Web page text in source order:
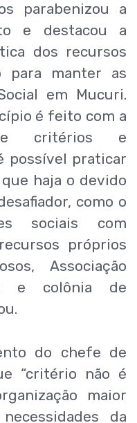
parabenizou a
e destacou a
dos recursos
para manter as
em Mucuri.
é feito com a
critérios e
possível praticar
haja o devido
como o
sociais com
próprios
Associação
e colônia de
do chefe de
“critério não é
maior
da